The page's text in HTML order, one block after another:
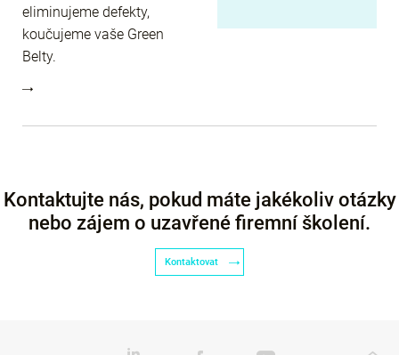
eliminujeme defekty,
koučujeme vaše Green
Belty.
Kontaktujte nás, pokud máte jakékoliv otázky
nebo zájem o uzavřené firemní školení.
Kontaktovat